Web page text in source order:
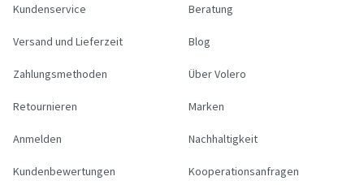
Kundenservice
Versand und Lieferzeit
Zahlungsmethoden
Retournieren
Anmelden
Kundenbewertungen
Beratung
Blog
Über Volero
Marken
Nachhaltigkeit
Kooperationsanfragen